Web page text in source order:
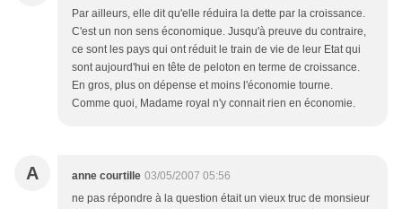
Par ailleurs, elle dit qu'elle réduira la dette par la croissance.
C'est un non sens économique. Jusqu'à preuve du contraire,
ce sont les pays qui ont réduit le train de vie de leur Etat qui
sont aujourd'hui en tête de peloton en terme de croissance.
En gros, plus on dépense et moins l'économie tourne.
Comme quoi, Madame royal n'y connait rien en économie.
A anne courtille 03/05/2007 05:56
ne pas répondre à la question était un vieux truc de monsieur